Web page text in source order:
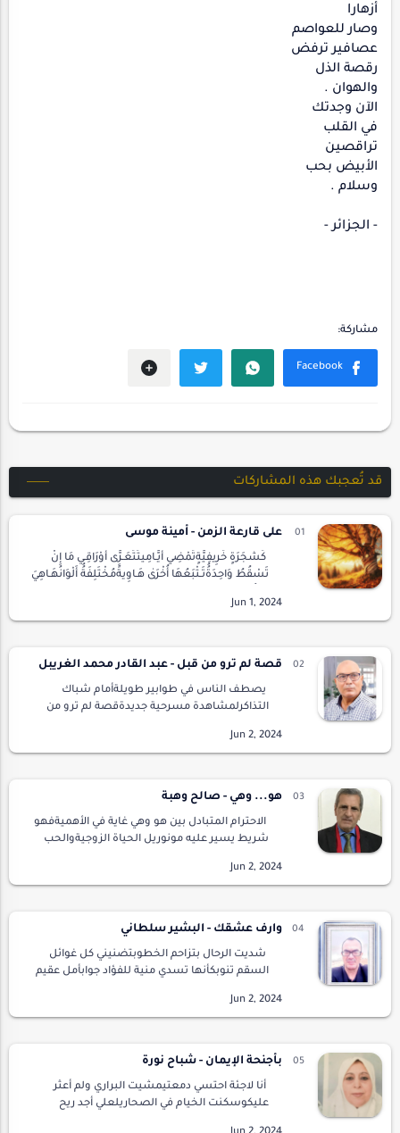
أزهارا
وصار للعواصم
عصافير ترفض
رقصة الذل
والهوان .
الآن وجدتك
في القلب
تراقصين
الأبيض بحب
وسلام .
- الجزائر -
قد تُعجبك هذه المشاركات
على قارعة الزمن - أمينة موسى
كَشَجَرَةٍ خَرِيفِيَّةٍتَمْضِي أَيَّـامِيتَتَعَـرَّى أَوْرَاقِـي مَا إِنْ
تَسْقُطُ وَاحِدَةُُتَـتْبَعُهَا أُخْرَىٰ هَـاوِيةًَمُخْتَلِفَةُُ أَلْوَانُهَـاهِيَ
قصة لم ترو من قبل - عبد القادر محمد الغريبل
يصطف الناس في طوابير طويلةأمام شباك
التذاكرلمشاهدة مسرحية جديدةقصة لم ترو من
بالدورممثل مغمور يحلمأن يكون مشهورا ذائع
الصيتكل مقاعد …
هو... وهي - صالح وهبة
الاحترام المتبادل بين هو وهي غاية في الأهميةفهو
شريط يسير عليه مونوريل الحياة الزوجيةوالحب
دفعيةفتكسبها انطلاقة قوية للأمام بسرعات
جنونيةالاحتو…
وارف عشقك - البشير سلطاني
شديت الرحال بتزاحم الخطوبتضنيني كل غوائل
السقم تنوبكأنها تسدي منية للفؤاد جوابأمل عقيم
قلبتهاوى من يأس تربع وطابفاسية من خجل
توارت ببابوأغلقت…
بأجنحة الإيمان - شباح نورة
أنا لاجئة احتسي دمعتيمشيت البراري ولم أعثر
عليكوسكنت الخيام في الصحاريلعلي أجد ريح